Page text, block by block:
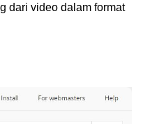
dari video dalam format